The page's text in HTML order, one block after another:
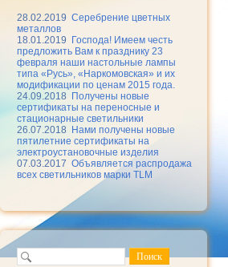
28.02.2019 Серебрение цветных
металлов
18.01.2019
Господа! Имеем честь
предложить Вам к празднику 23
февраля наши настольные лампы
типа «Русь», «Наркомовская» и их
модификации по ценам 2015 года.
24.09.2018
Получены новые
сертификаты на переносные и
стационарные светильники
26.07.2018
Нами получены новые
пятилетние сертификаты на
электроустановочные изделия
07.03.2017 Объявляется распродажа
всех светильников марки TLM